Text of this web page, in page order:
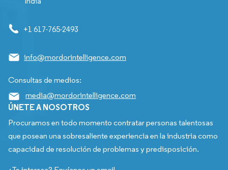
+1 617-765-2493
info@mordorintelligence.com
Consultas de medios:
media@mordorintelligence.com
ÚNETE A NOSOTROS
Procuramos en todo momento contratar personas talentosas
que posean una sobresaliente experiencia en la industria como
capacidad de resolución de problemas y predisposición.